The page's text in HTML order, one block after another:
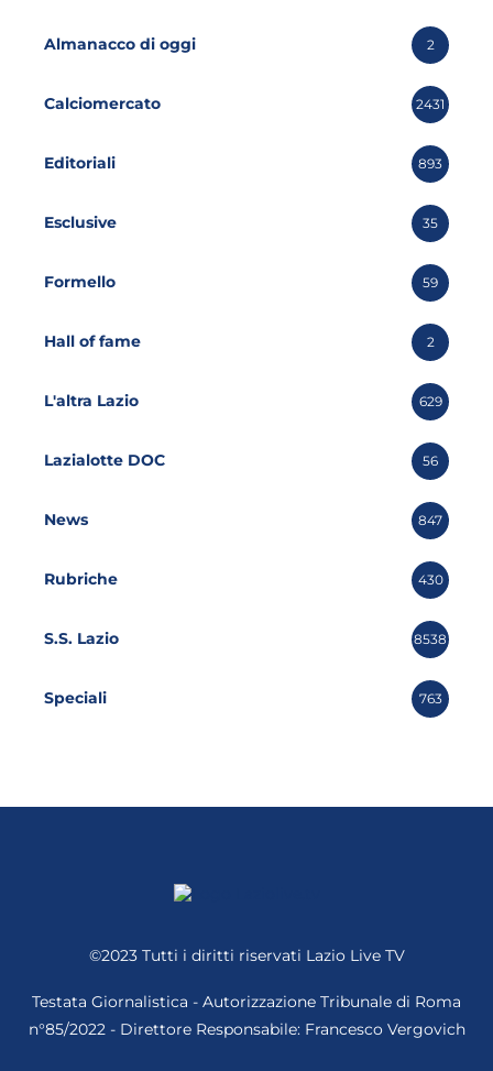
Almanacco di oggi 2
Calciomercato 2431
Editoriali 893
Esclusive 35
Formello 59
Hall of fame 2
L'altra Lazio 629
Lazialotte DOC 56
News 847
Rubriche 430
S.S. Lazio 8538
Speciali 763
©2023 Tutti i diritti riservati Lazio Live TV
Testata Giornalistica - Autorizzazione Tribunale di Roma
n°85/2022 - Direttore Responsabile: Francesco Vergovich